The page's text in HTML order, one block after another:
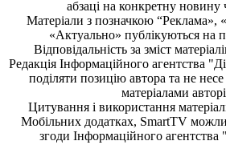
абзаці на конкретну новину
Матеріали з позначкою “Реклама»,
«Актуально» публікуються на
Відповідальність за зміст
Редакція Інформаційного агентства
поділяти позицію автора та не несе
матеріалами
Цитування і використання
Мобільних додатках, SmartTV
згоди Інформаційного агентства "